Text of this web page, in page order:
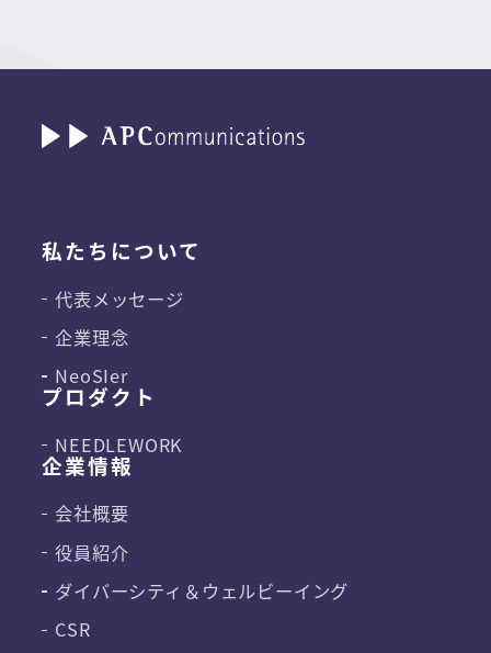
私たちについて
代表メッセージ
企業理念
NeoSIer
プロダクト
NEEDLEWORK
企業情報
会社概要
役員紹介
ダイバーシティ＆ ウェルビーイング
CSR